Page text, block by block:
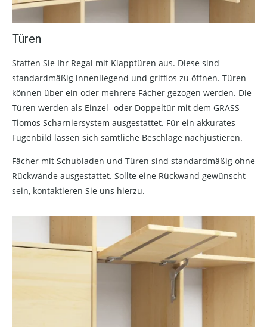
Türen
Statten Sie Ihr Regal mit Klapptüren aus. Diese sind
standardmäßig innenliegend und grifflos zu öffnen. Türen
können über ein oder mehrere Fächer gezogen werden. Die
Türen werden als Einzel- oder Doppeltür mit dem GRASS
Tiomos Scharniersystem ausgestattet. Für ein akkurates
Fugenbild lassen sich sämtliche Beschläge nachjustieren.
Fächer mit Schubladen und Türen sind standardmäßig ohne
Rückwände ausgestattet. Sollte eine Rückwand gewünscht
sein, kontaktieren Sie uns hierzu.